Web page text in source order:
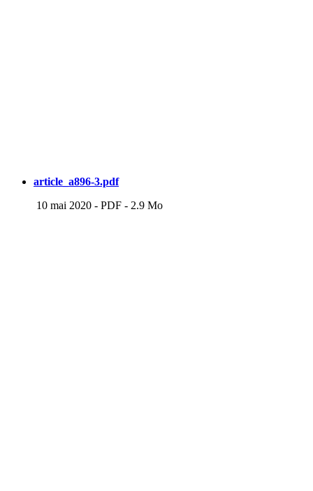
article_a896-3.pdf
10 mai 2020 - PDF - 2.9 Mo